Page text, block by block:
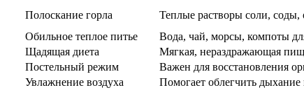
Полоскание горла
Теплые растворы соли,
Обильное теплое питье
Вода, чай, морсы, компоты
Щадящая диета
Мягкая, нераздражающая
Постельный режим
Важен для восстановления
Увлажнение воздуха
Помогает облегчить дыхание